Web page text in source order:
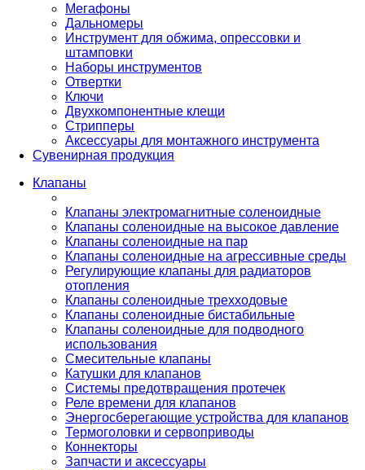
Мегафоны
Дальномеры
Инструмент для обжима, опрессовки и
штамповки
Наборы инструментов
Отвертки
Ключи
Двухкомпонентные клещи
Стрипперы
Аксессуары для монтажного инструмента
Сувенирная продукция
Клапаны
Клапаны электромагнитные соленоидные
Клапаны соленоидные на высокое давление
Клапаны соленоидные на пар
Клапаны соленоидные на агрессивные среды
Регулирующие клапаны для радиаторов
отопления
Клапаны соленоидные трехходовые
Клапаны соленоидные бистабильные
Клапаны соленоидные для подводного
использования
Смесительные клапаны
Катушки для клапанов
Системы предотвращения протечек
Реле времени для клапанов
Энергосберегающие устройства для клапанов
Термоголовки и сервоприводы
Коннекторы
Запчасти и аксессуары